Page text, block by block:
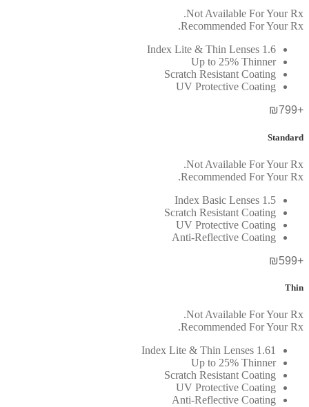
Not Available For Your Rx.
Recommended For Your Rx.
1.6 Index Lite & Thin Lenses
Up to 25% Thinner
Scratch Resistant Coating
UV Protective Coating
+₪799
Standard
Not Available For Your Rx.
Recommended For Your Rx.
1.5 Index Basic Lenses
Scratch Resistant Coating
UV Protective Coating
Anti-Reflective Coating
+₪599
Thin
Not Available For Your Rx.
Recommended For Your Rx.
1.61 Index Lite & Thin Lenses
Up to 25% Thinner
Scratch Resistant Coating
UV Protective Coating
Anti-Reflective Coating